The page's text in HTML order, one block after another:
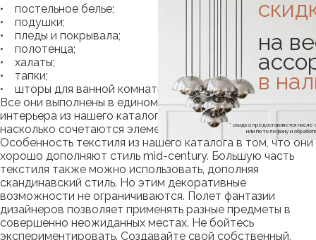
• постельное белье;
• подушки;
• пледы и покрывала;
• полотенца;
• халаты;
• тапки;
• шторы для ванной комнаты и прочее.
Все они выполнены в едином стиле. Подбирая предметы
интерьера из нашего каталога, Вам не нужно переживать,
насколько сочетаются элементы между собой.
Особенность текстиля из нашего каталога в том, что они
хорошо дополняют стиль mid-century. Большую часть
текстиля также можно использовать, дополняя
скандинавский стиль. Но этим декоративные
возможности не ограничиваются. Полет фантазии
дизайнеров позволяет применять разные предметы в
совершенно неожиданных местах. Не бойтесь
экспериментировать. Создавайте свой собственный,
на
в
* скидка предоставляется
или по телефону и